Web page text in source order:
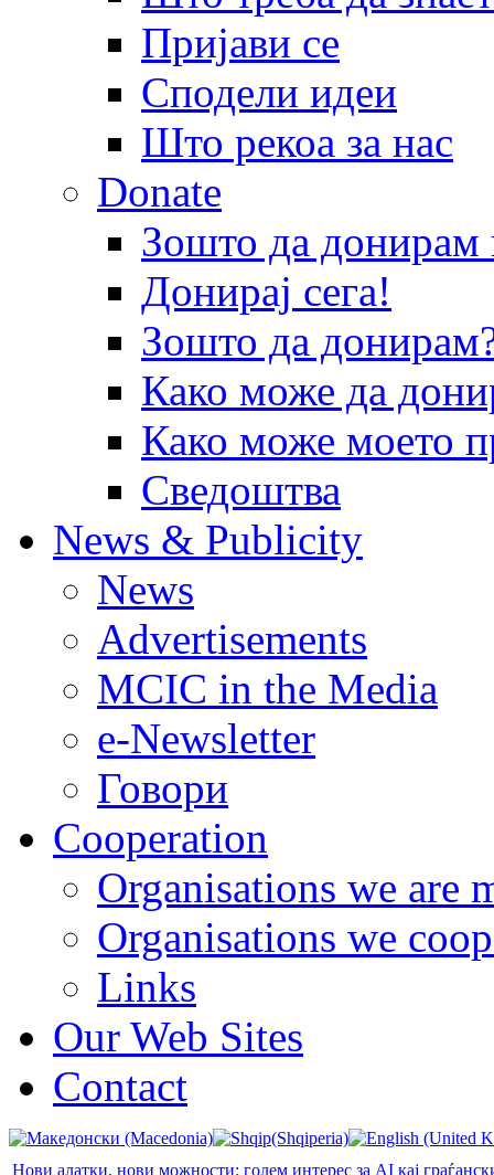
Пријави се
Сподели идеи
Што рекоа за нас
Donate
Зошто да
Донирај сега!
Зошто да
Како може да
Како може моето
Сведоштва
News & Publicity
News
Advertisements
MCIC in the Media
e-Newsletter
Говори
Cooperation
Organisations we are
Organisations we
Links
Our Web Sites
Contact
Нови алатки, нови можности: голем интерес за AI кај